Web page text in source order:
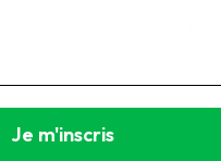
Antonin Boccara, Jean-
Je m'inscris